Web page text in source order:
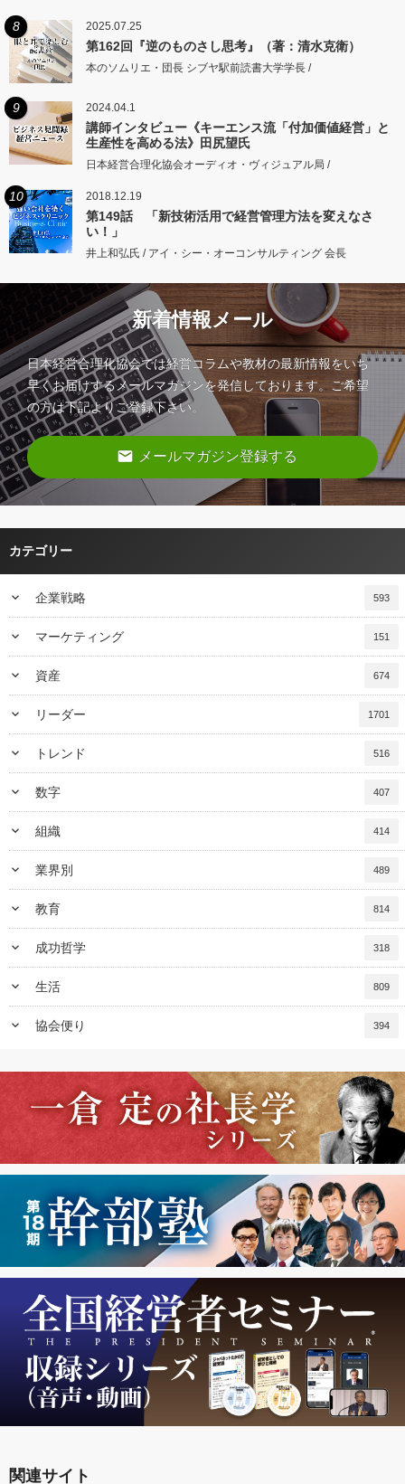
8 2025.07.25
第162回『逆のものさし思考』（著：清水克衛）
本のソムリエ・団長 シブヤ駅前読書大学学長 /
9 2024.04.1
講師インタビュー《キーエンス流「付加価値経営」と
生産性を高める法》田尻望氏
日本経営合理化協会オーディオ・ヴィジュアル局 /
10 2018.12.19
第149話 「新技術活用で経営管理方法を変えなさ
い！」
井上和弘氏 / アイ・シー・オーコンサルティング 会長
新着情報メール
日本経営合理化協会では経営コラムや教材の最新情報をいち
早くお届けするメールマガジンを発信しております。ご希望
の方は下記よりご登録下さい。
email メールマガジン登録する
カテゴリー
keyboard_arrow_down 企業戦略 593
keyboard_arrow_down マーケティング 151
keyboard_arrow_down 資産 674
keyboard_arrow_down リーダー 1701
keyboard_arrow_down トレンド 516
keyboard_arrow_down 数字 407
keyboard_arrow_down 組織 414
keyboard_arrow_down 業界別 489
keyboard_arrow_down 教育 814
keyboard_arrow_down 成功哲学 318
keyboard_arrow_down 生活 809
keyboard_arrow_down 協会便り 394
関連サイト